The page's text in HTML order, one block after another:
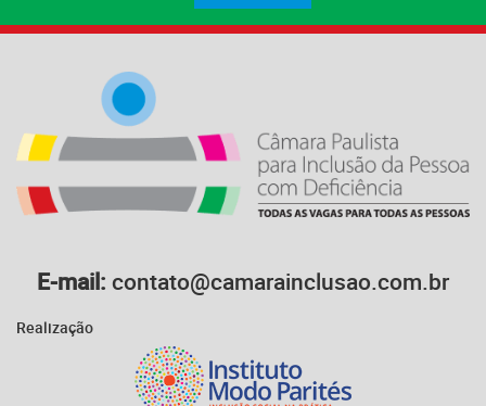
E-mail: contato@camarainclusao.com.br
Realização